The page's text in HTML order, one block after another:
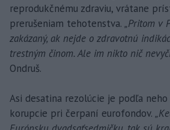
reprodukčnému zdraviu, vrátane
prerušeniam tehotenstva. „Pritom v
zakázaný, ak nejde o zdravotnú
trestným činom. Ale im nikto nič
Ondruš.
Asi desatina rezolúcie je podľa
korupcie pri čerpaní eurofondov.